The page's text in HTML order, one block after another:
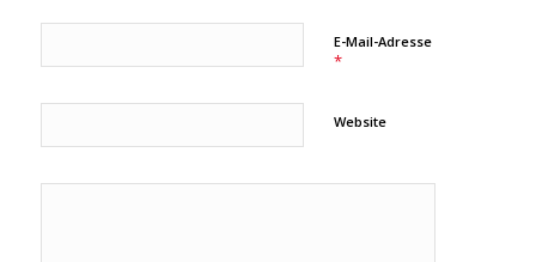
E-Mail-Adresse
*
Website